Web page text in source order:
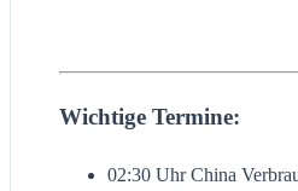
Wichtige Termine:
02:30 Uhr China